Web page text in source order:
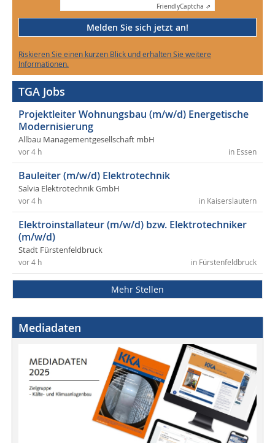
FriendlyCaptcha ⇗
Melden Sie sich jetzt an!
Riskieren Sie einen kurzen Blick und erhalten Sie weitere
Informationen.
TGA Jobs
Projektleiter Wohnungsbau (m/w/d) Energetische
Modernisierung
Allbau Managementgesellschaft mbH
in Essen
vor 4 h
Bauleiter (m/w/d) Elektrotechnik
Salvia Elektrotechnik GmbH
in Kaiserslautern
vor 4 h
Elektroinstallateur (m/w/d) bzw. Elektrotechniker
(m/w/d)
Stadt Fürstenfeldbruck
in Fürstenfeldbruck
vor 4 h
Mehr Stellen
Mediadaten